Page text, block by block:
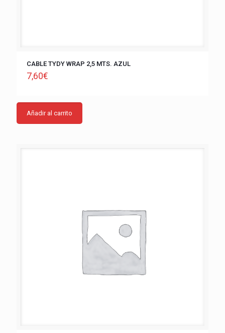
CABLE TYDY WRAP 2,5 MTS. AZUL
7,60€
Añadir al carrito